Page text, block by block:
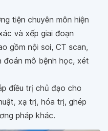
tiện chuyên môn hiện
và xếp giai đoạn
gồm nội soi, CT scan,
đoán mô bệnh học, xét
điều trị chủ đạo cho
xạ trị, hóa trị, ghép
pháp khác.